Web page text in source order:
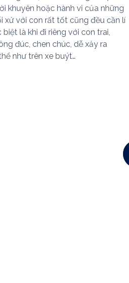
khuyên hoặc hành vi của những
xử với con rất tốt cũng đều cần lí
là khi đi riêng với con trai,
đúc, chen chúc, dễ xảy ra
như trên xe buýt…